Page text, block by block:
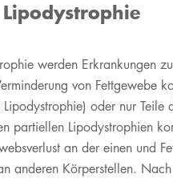
werden Erkrankungen
von Fettgewebe
oder nur Teile
partiellen Lipodystrophien
an der einen und
anderen Körperstellen.